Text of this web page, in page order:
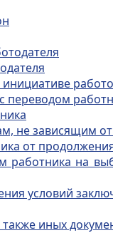
переводом
не зависящим
от
работника на
условий
иных